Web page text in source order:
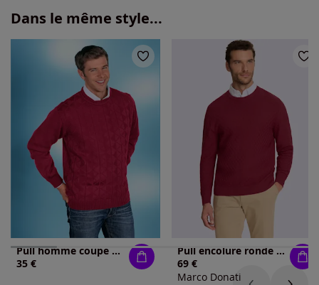
Dans le même style...
Pull homme coupe droite motif tricoté à losanges
35 €
Pull encolure ronde polyvalent et pratique
69 €
Marco Donati